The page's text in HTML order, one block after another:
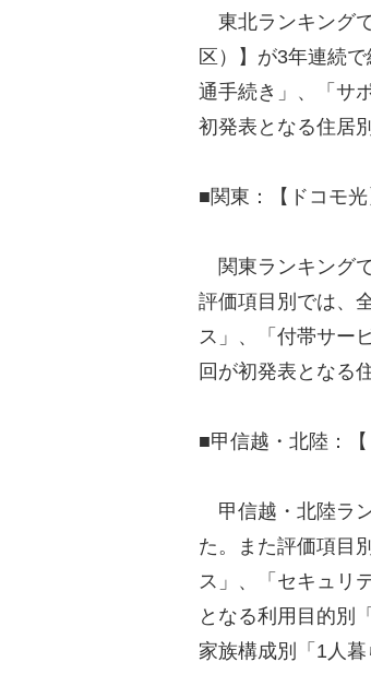
東北ランキング
区）】が3年連続
通手続き」、「サ
初発表となる住居
■関東：【ドコモ
関東ランキング
評価項目別では、
ス」、「付帯サー
回が初発表となる
■甲信越・北陸：
甲信越・北陸ラ
た。また評価項目
ス」、「セキュリ
となる利用目的別
家族構成別「1人